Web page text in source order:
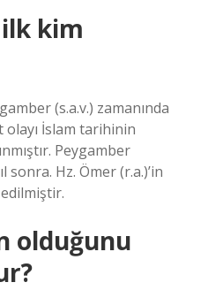
kim
(s.a.v.) zamanında
olayı İslam tarihinin
Peygamber
sonra. Hz. Ömer (r.a.)’in
olduğunu